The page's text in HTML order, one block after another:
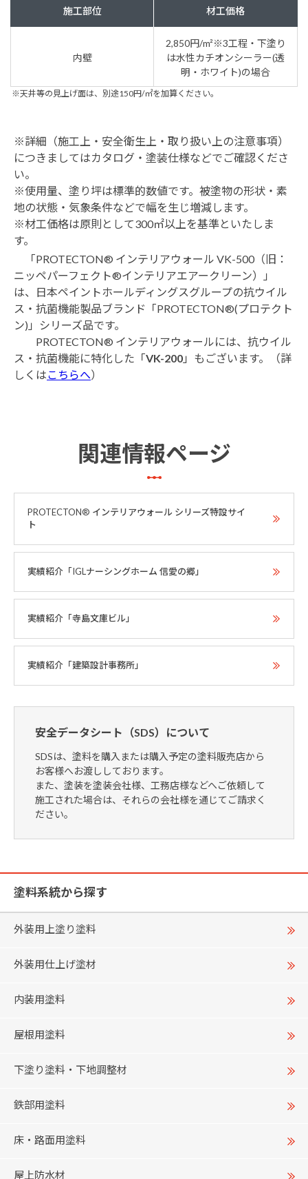
施工部位 材工価格
内壁
2,850円/m²※3工程・下塗り
は水性カチオンシーラー(透
明・ホワイト)の場合
※天井等の見上げ面は、別途150円/㎡を加算ください。
※詳細（施工上・安全衛生上・取り扱い上の注意事項）
につきましてはカタログ・塗装仕様などでご確認くださ
い。
※使用量、塗り坪は標準的数値です。被塗物の形状・素
地の状態・気象条件などで幅を生じ増減します。
※材工価格は原則として300㎡以上を基準といたしま
す。
「PROTECTON® インテリアウォール VK-500（旧：
ニッペパーフェクト®インテリアエアークリーン）」
は、日本ペイントホールディングスグループの抗ウイル
ス・抗菌機能製品ブランド「PROTECTON®(プロテクト
ン)」シリーズ品です。
PROTECTON® インテリアウォールには、抗ウイル
ス・抗菌機能に特化した「VK-200 」もございます。（詳
しくはこちらへ）
関連情報ページ
PROTECTON® インテリアウォール シリーズ特設サイ
ト
実績紹介「IGLナーシングホーム 信愛の郷」
実績紹介「寺島文庫ビル」
実績紹介「建築設計事務所」
安全データシート（SDS）について
SDSは、塗料を購入または購入予定の塗料販売店から
お客様へお渡ししております。
また、塗装を塗装会社様、工務店様などへご依頼して
施工された場合は、それらの会社様を通じてご請求く
ださい。
塗料系統から探す
外装用上塗り塗料
外装用仕上げ塗材
内装用塗料
屋根用塗料
下塗り塗料・下地調整材
鉄部用塗料
床・路面用塗料
屋上防水材